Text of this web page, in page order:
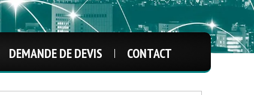
DEMANDE DE DEVIS CONTACT